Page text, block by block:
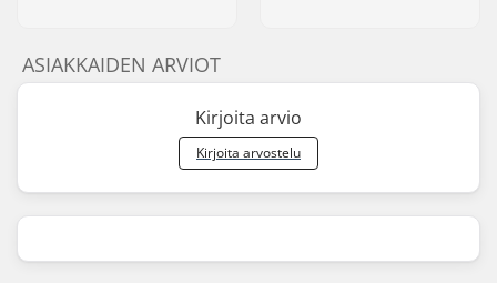
ASIAKKAIDEN ARVIOT
Kirjoita arvio
Kirjoita arvostelu